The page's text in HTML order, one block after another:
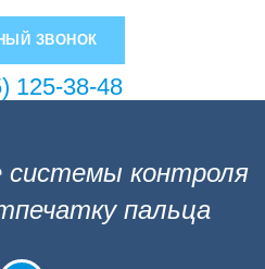
ЗВОНОК
125-38-48
системы контроля
пальца